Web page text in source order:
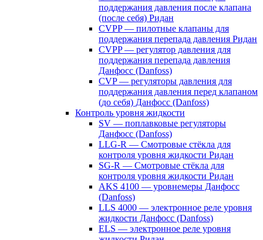
поддержания давления после клапана
(после себя) Ридан
CVPP — пилотные клапаны для
поддержания перепада давления Ридан
CVPP — регулятор давления для
поддержания перепада давления
Данфосс (Danfoss)
CVP — регуляторы давления для
поддержания давления перед клапаном
(до себя) Данфосс (Danfoss)
Контроль уровня жидкости
SV — поплавковые регуляторы
Данфосс (Danfoss)
LLG-R — Смотровые стёкла для
контроля уровня жидкости Ридан
SG-R — Смотровые стёкла для
контроля уровня жидкости Ридан
AKS 4100 — уровнемеры Данфосс
(Danfoss)
LLS 4000 — электронное реле уровня
жидкости Данфосс (Danfoss)
ELS — электронное реле уровня